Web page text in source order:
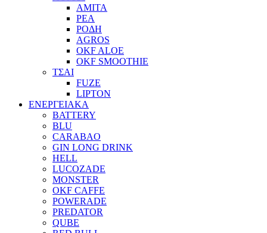
ΑΜΙΤΑ
ΡΕΑ
ΡΟΔΗ
AGROS
OKF ALOE
OKF SMOOTHIE
ΤΣΑΙ
FUZE
LIPTON
ΕΝΕΡΓΕΙΑΚΑ
BATTERY
BLU
CARABAO
GIN LONG DRINK
HELL
LUCOZADE
MONSTER
OKF CAFFE
POWERADE
PREDATOR
QUBE